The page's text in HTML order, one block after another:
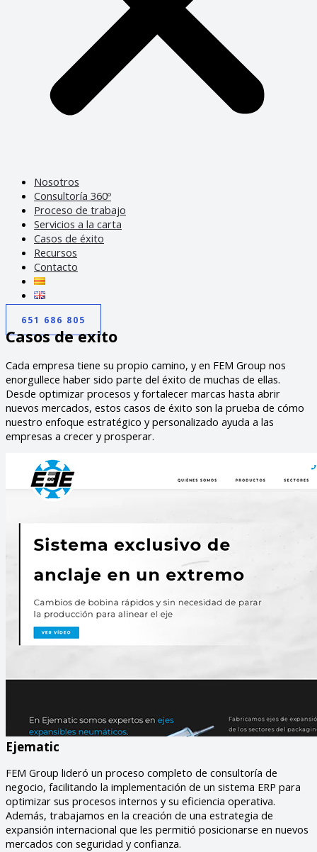
Nosotros
Consultoría 360º
Proceso de trabajo
Servicios a la carta
Casos de éxito
Recursos
Contacto
651 686 805
Casos de exito
Cada empresa tiene su propio camino, y en FEM Group nos
enorgullece haber sido parte del éxito de muchas de ellas.
Desde optimizar procesos y fortalecer marcas hasta abrir
nuevos mercados, estos casos de éxito son la prueba de cómo
nuestro enfoque estratégico y personalizado ayuda a las
empresas a crecer y prosperar.
Ejematic
FEM Group lideró un proceso completo de consultoría de
negocio, facilitando la implementación de un sistema ERP para
optimizar sus procesos internos y su eficiencia operativa.
Además, trabajamos en la creación de una estrategia de
expansión internacional que les permitió posicionarse en nuevos
mercados con seguridad y confianza.